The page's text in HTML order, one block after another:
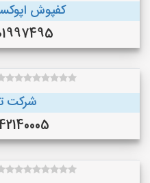
کفپوش
09101997495
شرکت
09142140005